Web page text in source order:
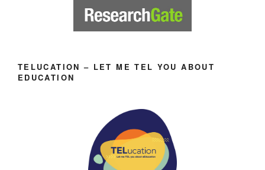
TELUCATION – LET ME TEL YOU ABOUT
EDUCATION